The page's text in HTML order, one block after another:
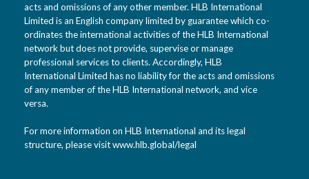
acts and omissions of any other member. HLB International
Limited is an English company limited by guarantee which co-
ordinates the international activities of the HLB International
network but does not provide, supervise or manage
professional services to clients. Accordingly, HLB
International Limited has no liability for the acts and omissions
of any member of the HLB International network, and vice
versa.
For more information on HLB International and its legal
structure, please visitwww.hlb.global/legal